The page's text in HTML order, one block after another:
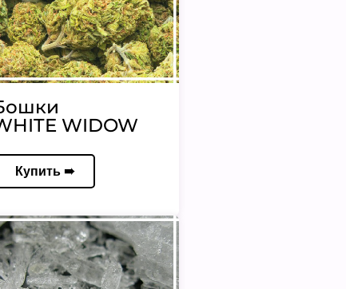
WIDOW
Купить ➠